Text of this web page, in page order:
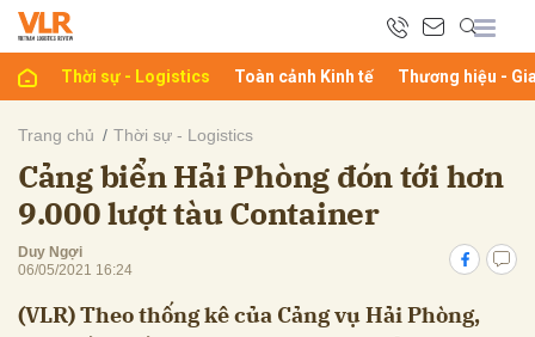
Thời sự - Logistics Toàn cảnh Kinh tế Thương hiệu -
Trang chủ Thời sự - Logistics
Cảng biển Hải Phòng đón tới hơn
9.000 lượt tàu Container
Duy Ngợi
06/05/2021 16:24
(VLR) Theo thống kê của Cảng vụ Hải Phòng,
luận